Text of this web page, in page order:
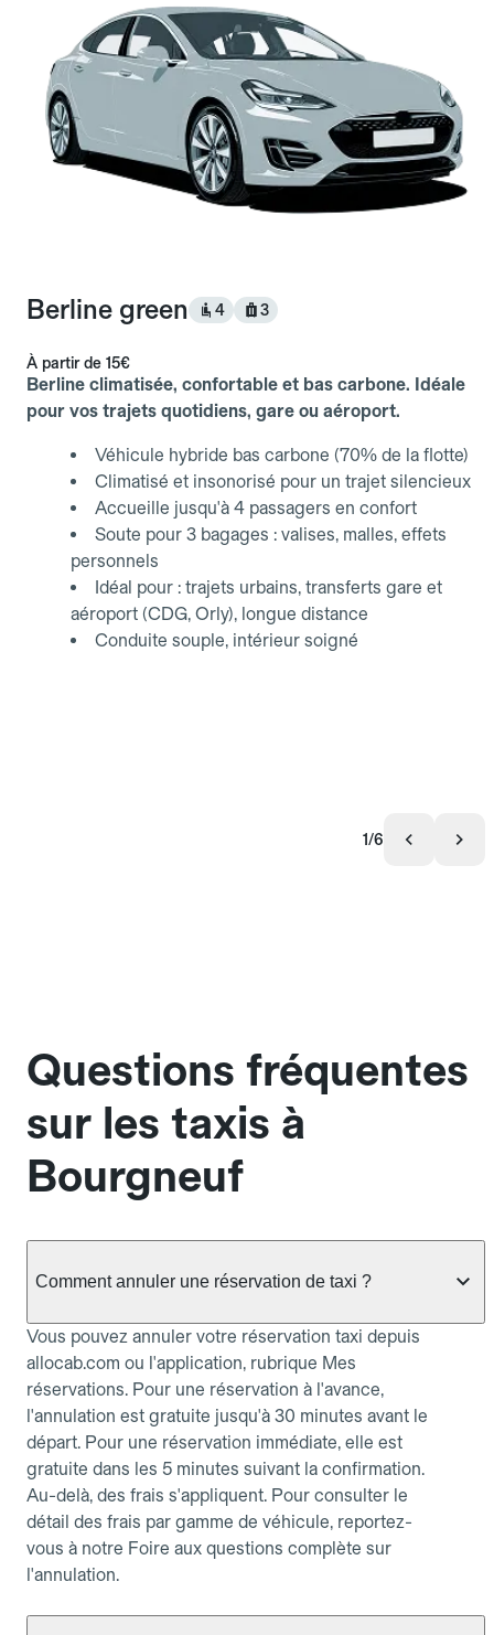
Berline green 4 3
À partir de 15€
Berline climatisée, confortable et bas carbone. Idéale
pour vos trajets quotidiens, gare ou aéroport.
Véhicule hybride bas carbone (70% de la flotte)
Climatisé et insonorisé pour un trajet silencieux
Accueille jusqu'à 4 passagers en confort
Soute pour 3 bagages : valises, malles, effets
personnels
Idéal pour : trajets urbains, transferts gare et
aéroport (CDG, Orly), longue distance
Conduite souple, intérieur soigné
1/6
Questions fréquentes
sur les taxis à
Bourgneuf
Comment annuler une réservation de taxi ?
Vous pouvez annuler votre réservation taxi depuis
allocab.com ou l'application, rubrique Mes
réservations. Pour une réservation à l'avance,
l'annulation est gratuite jusqu'à 30 minutes avant le
départ. Pour une réservation immédiate, elle est
gratuite dans les 5 minutes suivant la confirmation.
Au-delà, des frais s'appliquent. Pour consulter le
détail des frais par gamme de véhicule, reportez-
vous à notre Foire aux questions complète sur
l'annulation.